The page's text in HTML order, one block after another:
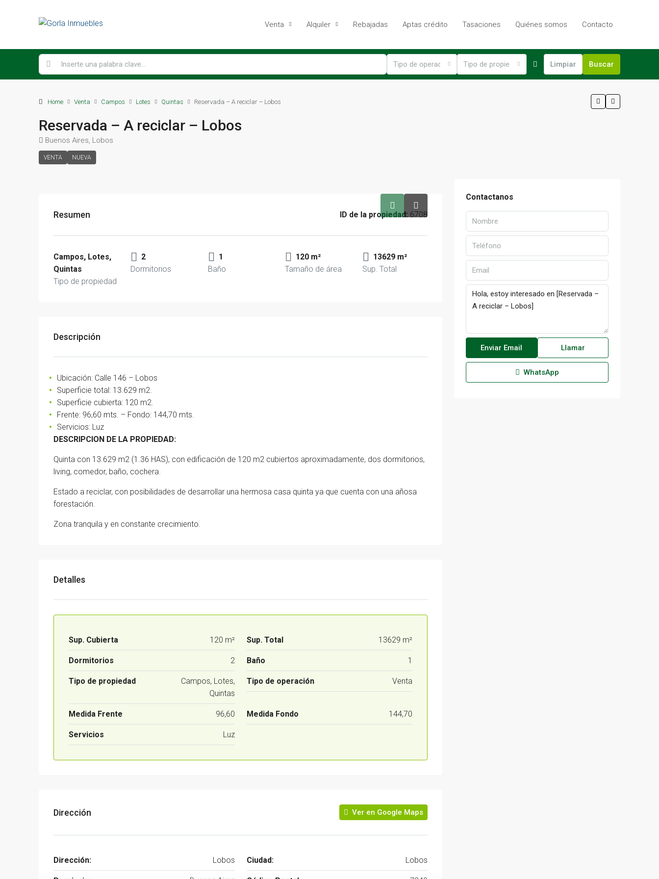
Venta Alquiler Rebajadas Aptas crédito Tasaciones Quiénes somos Contacto
Tipo de operación Tipo de propiedad Limpiar Buscar
Home Venta Campos Lotes Quintas Reservada – A reciclar – Lobos
Reservada – A reciclar – Lobos
Buenos Aires, Lobos
VENTA NUEVA
Resumen ID de la propiedad: 6708
Campos, Lotes,
Quintas
Tipo de propiedad
2
Dormitorios
1
Baño
120 m²
Tamaño de área
13629 m²
Sup. Total
Descripción
Ubicación: Calle 146 – Lobos
Superficie total: 13.629 m2.
Superficie cubierta: 120 m2.
Frente: 96,60 mts. – Fondo: 144,70 mts.
Servicios: Luz
DESCRIPCION DE LA PROPIEDAD:
Quinta con 13.629 m2 (1.36 HAS), con edificación de 120 m2 cubiertos aproximadamente, dos dormitorios,
living, comedor, baño, cochera.
Estado a reciclar, con posibilidades de desarrollar una hermosa casa quinta ya que cuenta con una añosa
forestación.
Zona tranquila y en constante crecimiento.
Detalles
Sup. Cubierta 120 m² Sup. Total 13629 m²
Dormitorios 2 Baño 1
Tipo de propiedad
Campos, Lotes,
Quintas
Tipo de operación Venta
Medida Frente 96,60 Medida Fondo 144,70
Servicios Luz
Dirección Ver en Google Maps
Dirección: Lobos Ciudad: Lobos
Enviar Email Llamar
WhatsApp